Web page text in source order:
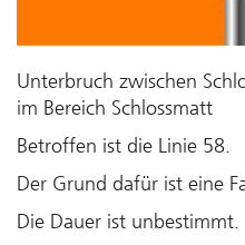
Unterbruch zwischen
im Bereich Schlossmatt
Betroffen ist die Linie 58.
Der Grund dafür ist eine
Die Dauer ist unbestimmt.